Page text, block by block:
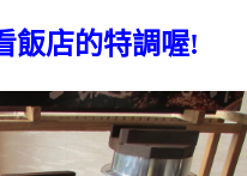
飯店的特調喔!